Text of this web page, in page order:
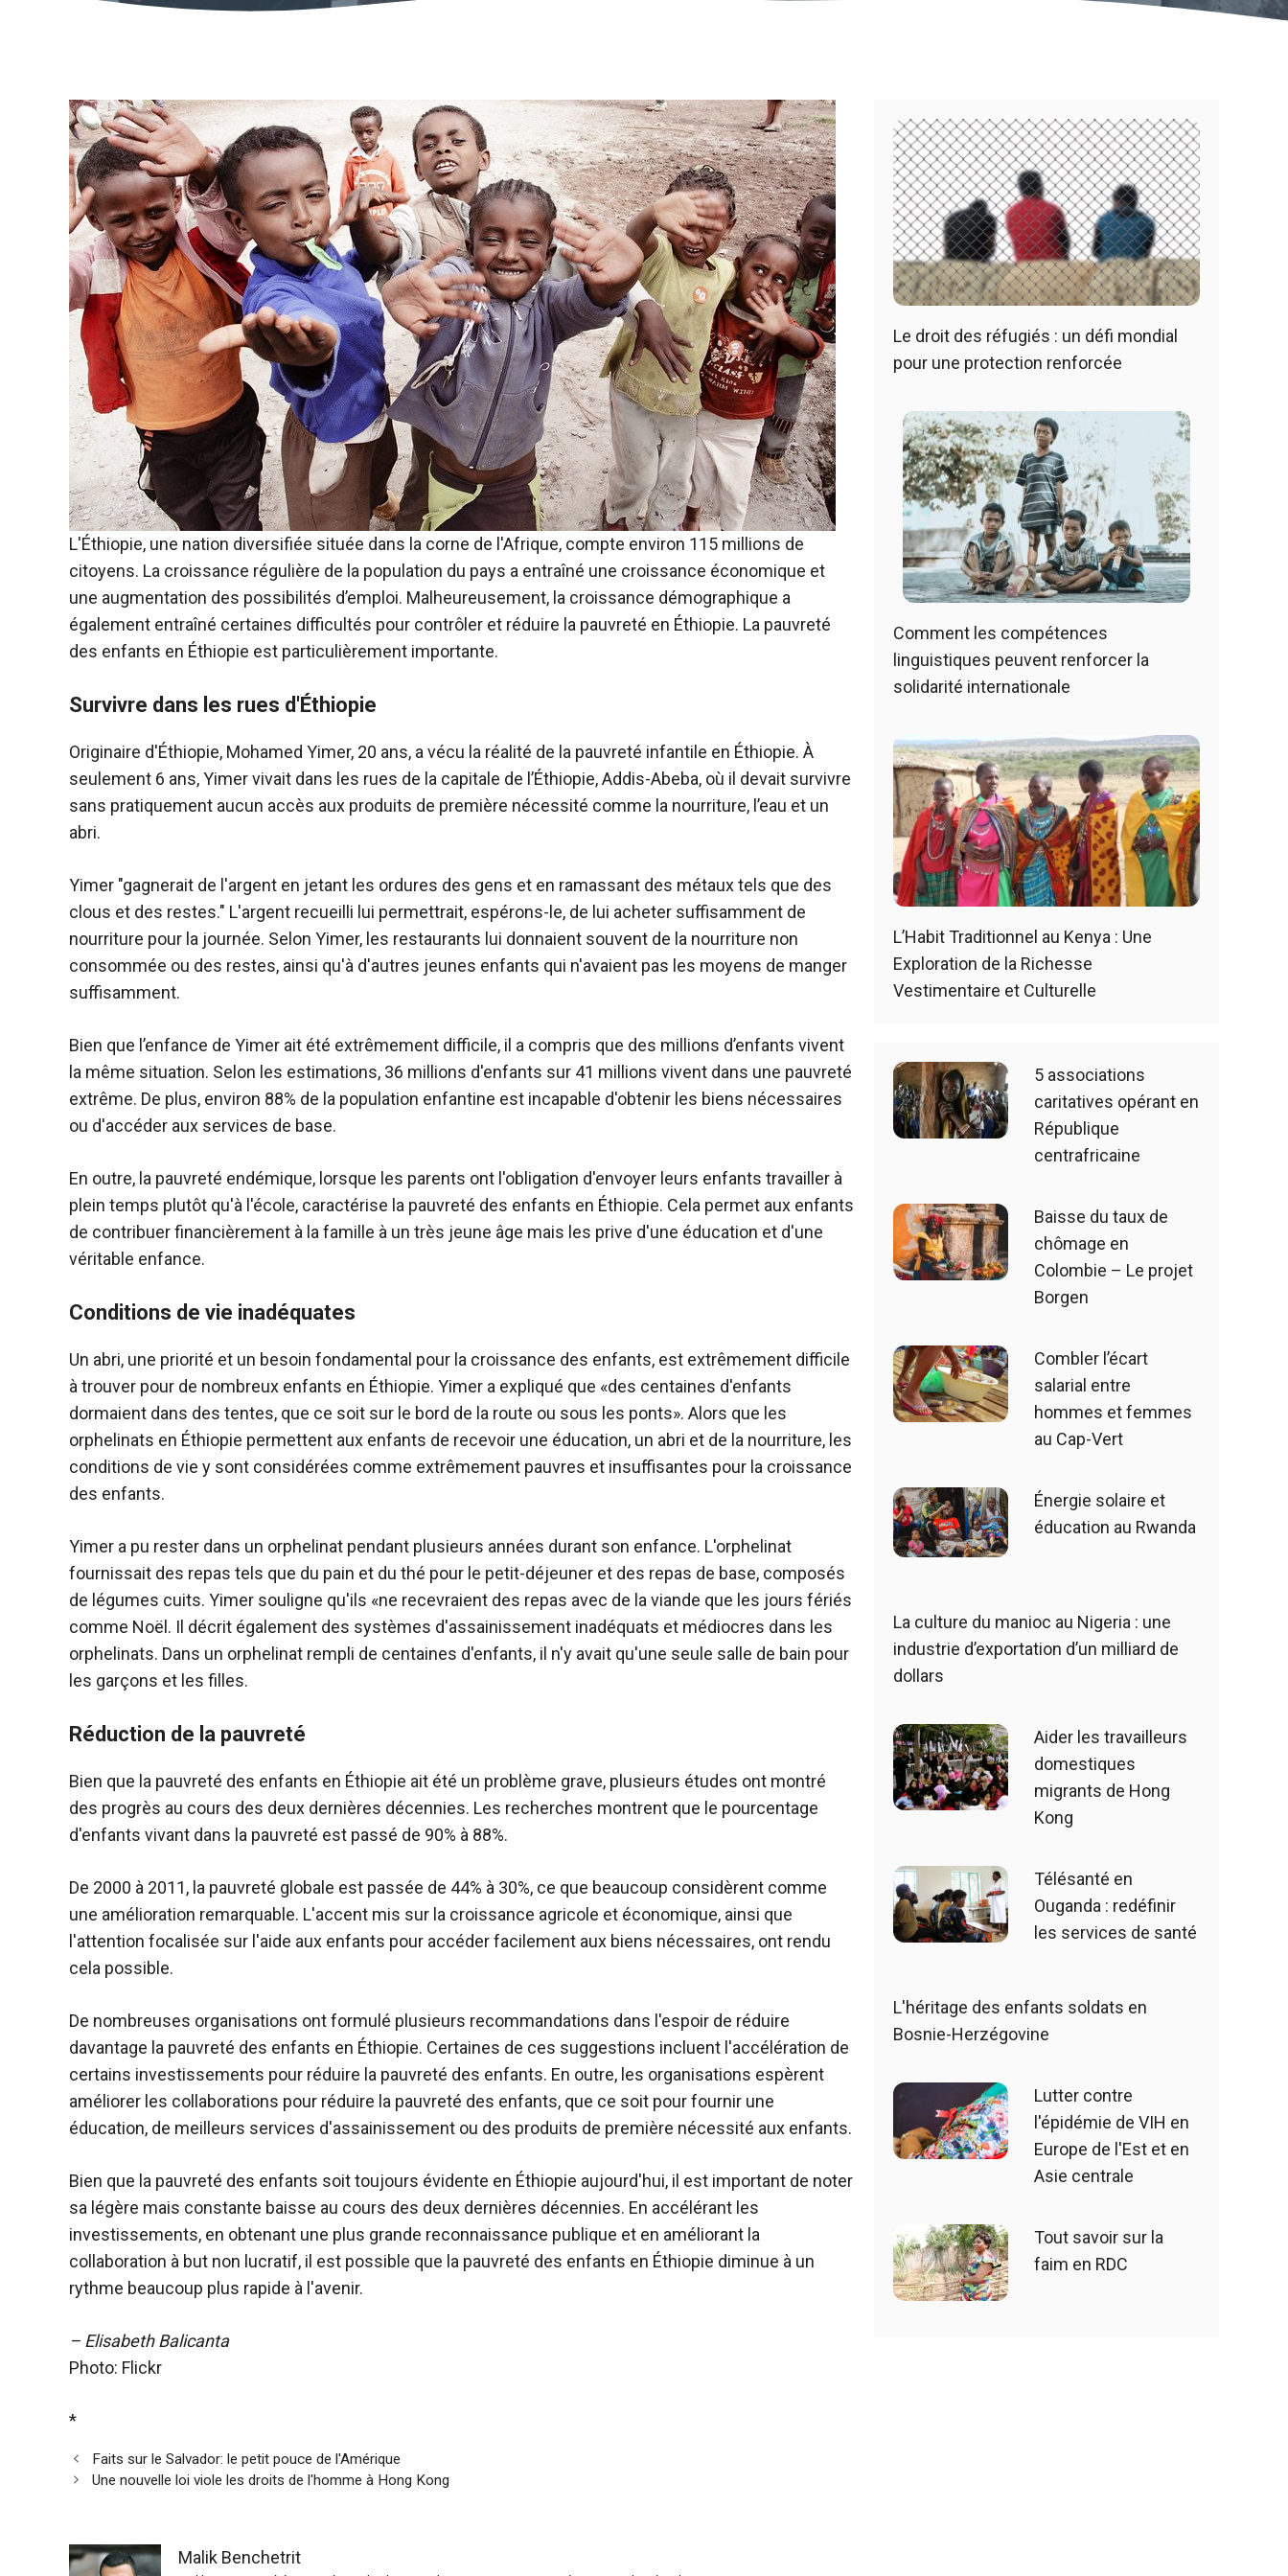
L'Éthiopie, une nation diversifiée située dans la corne de l'Afrique, compte environ 115 millions de
citoyens. La croissance régulière de la population du pays a entraîné une croissance économique et
une augmentation des possibilités d’emploi. Malheureusement, la croissance démographique a
également entraîné certaines difficultés pour contrôler et réduire la pauvreté en Éthiopie. La pauvreté
des enfants en Éthiopie est particulièrement importante.
Survivre dans les rues d'Éthiopie
Originaire d'Éthiopie, Mohamed Yimer, 20 ans, a vécu la réalité de la pauvreté infantile en Éthiopie. À
seulement 6 ans, Yimer vivait dans les rues de la capitale de l’Éthiopie, Addis-Abeba, où il devait survivre
sans pratiquement aucun accès aux produits de première nécessité comme la nourriture, l’eau et un
abri.
Yimer "gagnerait de l'argent en jetant les ordures des gens et en ramassant des métaux tels que des
clous et des restes." L'argent recueilli lui permettrait, espérons-le, de lui acheter suffisamment de
nourriture pour la journée. Selon Yimer, les restaurants lui donnaient souvent de la nourriture non
consommée ou des restes, ainsi qu'à d'autres jeunes enfants qui n'avaient pas les moyens de manger
suffisamment.
Bien que l’enfance de Yimer ait été extrêmement difficile, il a compris que des millions d’enfants vivent
la même situation. Selon les estimations, 36 millions d'enfants sur 41 millions vivent dans une pauvreté
extrême. De plus, environ 88% de la population enfantine est incapable d'obtenir les biens nécessaires
ou d'accéder aux services de base.
En outre, la pauvreté endémique, lorsque les parents ont l'obligation d'envoyer leurs enfants travailler à
plein temps plutôt qu'à l'école, caractérise la pauvreté des enfants en Éthiopie. Cela permet aux enfants
de contribuer financièrement à la famille à un très jeune âge mais les prive d'une éducation et d'une
véritable enfance.
Conditions de vie inadéquates
Un abri, une priorité et un besoin fondamental pour la croissance des enfants, est extrêmement difficile
à trouver pour de nombreux enfants en Éthiopie. Yimer a expliqué que «des centaines d'enfants
dormaient dans des tentes, que ce soit sur le bord de la route ou sous les ponts». Alors que les
orphelinats en Éthiopie permettent aux enfants de recevoir une éducation, un abri et de la nourriture, les
conditions de vie y sont considérées comme extrêmement pauvres et insuffisantes pour la croissance
des enfants.
Yimer a pu rester dans un orphelinat pendant plusieurs années durant son enfance. L'orphelinat
fournissait des repas tels que du pain et du thé pour le petit-déjeuner et des repas de base, composés
de légumes cuits. Yimer souligne qu'ils «ne recevraient des repas avec de la viande que les jours fériés
comme Noël. Il décrit également des systèmes d'assainissement inadéquats et médiocres dans les
orphelinats. Dans un orphelinat rempli de centaines d'enfants, il n'y avait qu'une seule salle de bain pour
les garçons et les filles.
Réduction de la pauvreté
Bien que la pauvreté des enfants en Éthiopie ait été un problème grave, plusieurs études ont montré
des progrès au cours des deux dernières décennies. Les recherches montrent que le pourcentage
d'enfants vivant dans la pauvreté est passé de 90% à 88%.
De 2000 à 2011, la pauvreté globale est passée de 44% à 30%, ce que beaucoup considèrent comme
une amélioration remarquable. L'accent mis sur la croissance agricole et économique, ainsi que
l'attention focalisée sur l'aide aux enfants pour accéder facilement aux biens nécessaires, ont rendu
cela possible.
De nombreuses organisations ont formulé plusieurs recommandations dans l'espoir de réduire
davantage la pauvreté des enfants en Éthiopie. Certaines de ces suggestions incluent l'accélération de
certains investissements pour réduire la pauvreté des enfants. En outre, les organisations espèrent
améliorer les collaborations pour réduire la pauvreté des enfants, que ce soit pour fournir une
éducation, de meilleurs services d'assainissement ou des produits de première nécessité aux enfants.
Bien que la pauvreté des enfants soit toujours évidente en Éthiopie aujourd'hui, il est important de noter
sa légère mais constante baisse au cours des deux dernières décennies. En accélérant les
investissements, en obtenant une plus grande reconnaissance publique et en améliorant la
collaboration à but non lucratif, il est possible que la pauvreté des enfants en Éthiopie diminue à un
rythme beaucoup plus rapide à l'avenir.
– Elisabeth Balicanta
Photo: Flickr
*
Faits sur le Salvador: le petit pouce de l'Amérique
Une nouvelle loi viole les droits de l'homme à Hong Kong
Malik Benchetrit
Le droit des réfugiés : un défi mondial
pour une protection renforcée
Comment les compétences
linguistiques peuvent renforcer la
solidarité internationale
L’Habit Traditionnel au Kenya : Une
Exploration de la Richesse
Vestimentaire et Culturelle
5 associations
caritatives opérant en
République
centrafricaine
Baisse du taux de
chômage en
Colombie – Le projet
Borgen
Combler l’écart
salarial entre
hommes et femmes
au Cap-Vert
Énergie solaire et
éducation au Rwanda
La culture du manioc au Nigeria : une
industrie d’exportation d’un milliard de
dollars
Aider les travailleurs
domestiques
migrants de Hong
Kong
Télésanté en
Ouganda : redéfinir
les services de santé
L'héritage des enfants soldats en
Bosnie-Herzégovine
Lutter contre
l'épidémie de VIH en
Europe de l'Est et en
Asie centrale
Tout savoir sur la
faim en RDC